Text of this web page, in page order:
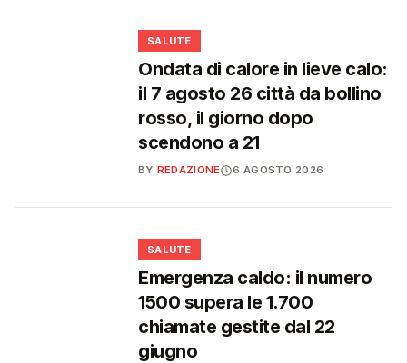
SALUTE
Ondata di calore in lieve calo:
il 7 agosto 26 città da bollino
rosso, il giorno dopo
scendono a 21
BY REDAZIONE 6 AGOSTO 2026
SALUTE
Emergenza caldo: il numero
1500 supera le 1.700
chiamate gestite dal 22
giugno